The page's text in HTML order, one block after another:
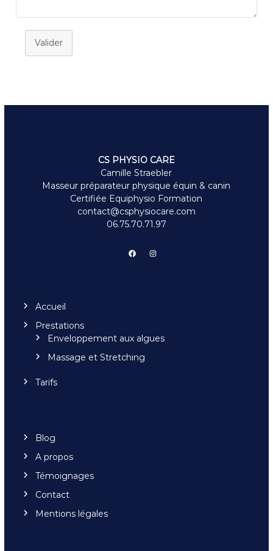
Valider
CS PHYSIO CARE
Camille Straebler
Masseur préparateur physique équin & canin
Certifiée Equiphysio Formation
contact@csphysiocare.com
06.75.70.71.97
Facebook Instagram
Accueil
Prestations
Enveloppement aux algues
Massage et Stretching
Tarifs
Blog
A propos
Témoignages
Contact
Mentions légales